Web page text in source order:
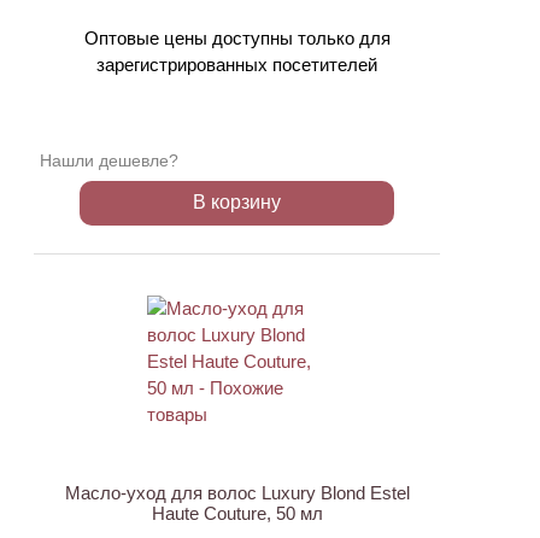
Оптовые цены доступны только для
зарегистрированных посетителей
Нашли дешевле?
В корзину
Масло-уход для волос Luxury Blond Estel
Haute Couture, 50 мл